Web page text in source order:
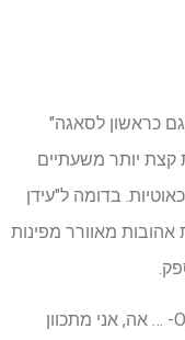
כראשון לסאגה"
קצת יותר משעתיים
בדומה ל"עידן
מאוורר מפינות